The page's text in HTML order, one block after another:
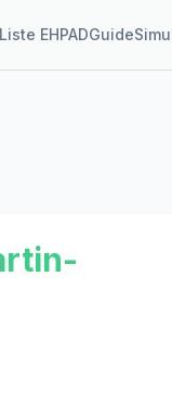
Liste EHPADGuide